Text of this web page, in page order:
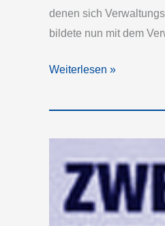
denen sich
bildete nun mit dem
Neue
–
Weiterlesen »